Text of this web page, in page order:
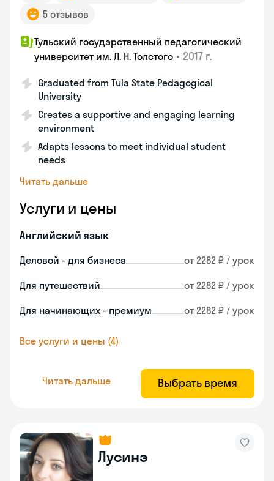
5 отзывов
Тульский государственный педагогический
университет им. Л. Н. Толстого • 2017 г.
Graduated from Tula State Pedagogical
University
Creates a supportive and engaging learning
environment
Adapts lessons to meet individual student
needs
Читать дальше
Услуги и цены
Английский язык
Деловой - для бизнеса от 2282 ₽ / урок
Для путешествий от 2282 ₽ / урок
Для начинающих - премиум от 2282 ₽ / урок
Все услуги и цены (4)
Читать дальше Выбрать время
Лусинэ